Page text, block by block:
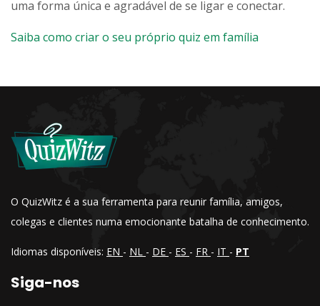
uma forma única e agradável de se ligar e conectar.
Saiba como criar o seu próprio quiz em família
O QuizWitz é a sua ferramenta para reunir família, amigos,
colegas e clientes numa emocionante batalha de conhecimento.
Idiomas disponíveis: EN - NL - DE - ES - FR - IT - PT
Siga-nos